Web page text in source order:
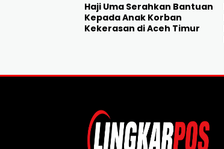
Haji Uma Serahkan Bantuan
Kepada Anak Korban
Kekerasan di Aceh Timur